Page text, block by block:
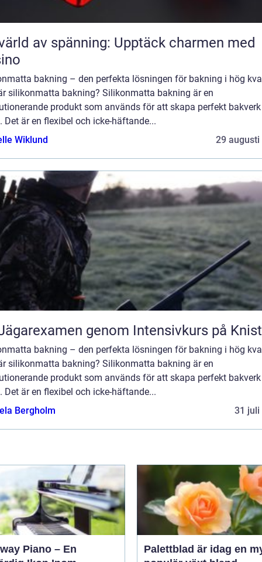
av spänning: Upptäck charmen med
bakning – den perfekta lösningen för bakning i hög
silikonmatta bakning? Silikonmatta bakning är en
produkt som används för att skapa perfekt
Det är en flexibel och icke-häftande...
Wiklund
29 augusti
genom Intensivkurs på
bakning – den perfekta lösningen för bakning i hög
silikonmatta bakning? Silikonmatta bakning är en
produkt som används för att skapa perfekt
Det är en flexibel och icke-häftande...
Bergholm
31 juli
Piano – En
Palettblad är idag en